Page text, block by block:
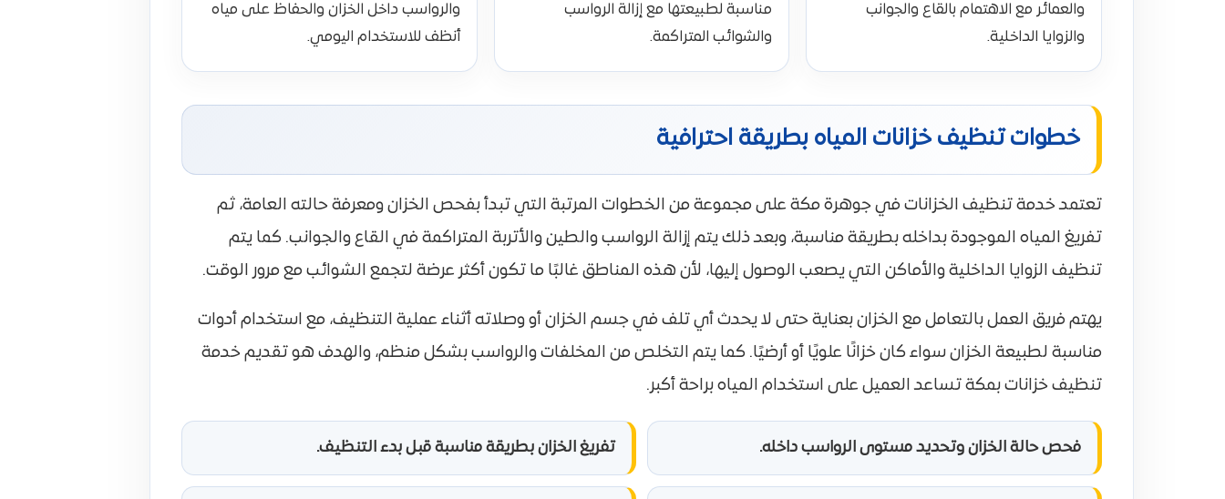
والعمائر مع الاهتمام بالقاع والجوانب
والزوايا الداخلية.
مناسبة لطبيعتها مع إزالة الرواسب
والشوائب المتراكمة.
والرواسب داخل الخزان والحفاظ على مياه
أنظف للاستخدام اليومي.
خطوات تنظيف خزانات المياه بطريقة احترافية
تعتمد خدمة تنظيف الخزانات في جوهرة مكة على مجموعة من الخطوات المرتبة التي تبدأ بفحص الخزان ومعرفة حالته العامة، ثم
تفريغ المياه الموجودة بداخله بطريقة مناسبة، وبعد ذلك يتم إزالة الرواسب والطين والأتربة المتراكمة في القاع والجوانب. كما يتم
تنظيف الزوايا الداخلية والأماكن التي يصعب الوصول إليها، لأن هذه المناطق غالبًا ما تكون أكثر عرضة لتجمع الشوائب مع مرور الوقت.
يهتم فريق العمل بالتعامل مع الخزان بعناية حتى لا يحدث أي تلف في جسم الخزان أو وصلاته أثناء عملية التنظيف، مع استخدام أدوات
مناسبة لطبيعة الخزان سواء كان خزانًا علويًا أو أرضيًا. كما يتم التخلص من المخلفات والرواسب بشكل منظم، والهدف هو تقديم خدمة
تنظيف خزانات بمكة تساعد العميل على استخدام المياه براحة أكبر.
فحص حالة الخزان وتحديد مستوى الرواسب داخله. تفريغ الخزان بطريقة مناسبة قبل بدء التنظيف.